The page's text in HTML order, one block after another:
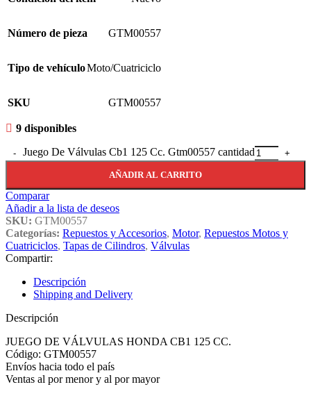
Número de pieza GTM00557
Tipo de vehículoMoto/Cuatriciclo
SKU GTM00557
9 disponibles
Juego De Válvulas Cb1 125 Cc. Gtm00557 cantidad
AÑADIR AL CARRITO
Comparar
Añadir a la lista de deseos
SKU: GTM00557
Categorías: Repuestos y Accesorios, Motor, Repuestos Motos y
Cuatriciclos, Tapas de Cilindros, Válvulas
Compartir:
Descripción
Shipping and Delivery
Descripción
JUEGO DE VÁLVULAS HONDA CB1 125 CC.
Código: GTM00557
Envíos hacia todo el país
Ventas al por menor y al por mayor